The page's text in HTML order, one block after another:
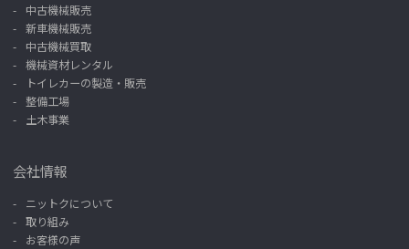
中古機械販売
新車機械販売
中古機械買取
機械資材レンタル
トイレカーの製造・販売
整備工場
土木事業
会社情報
ニットクについて
取り組み
お客様の声